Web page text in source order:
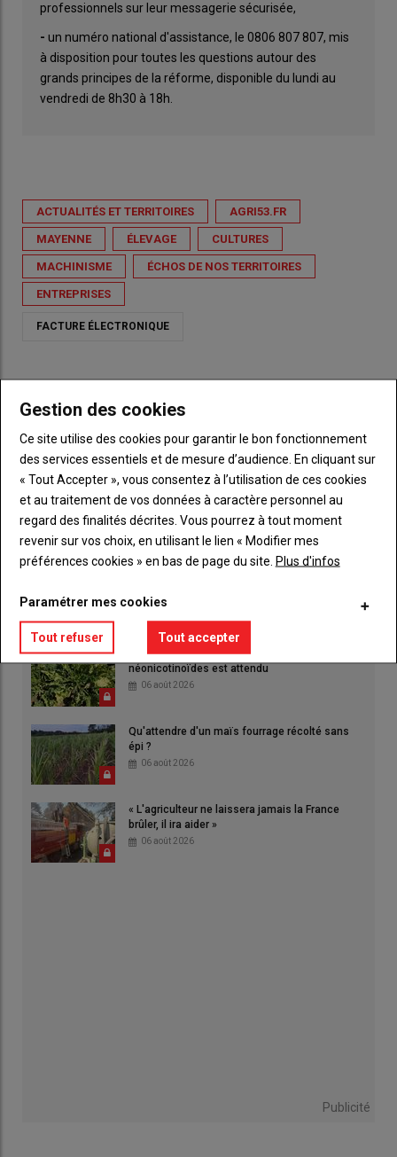
professionnels sur leur messagerie sécurisée,
- un numéro national d'assistance, le 0806 807 807, mis
à disposition pour toutes les questions autour des
grands principes de la réforme, disponible du lundi au
vendredi de 8h30 à 18h.
ACTUALITÉS ET TERRITOIRES AGRI53.FR
MAYENNE ÉLEVAGE CULTURES
MACHINISME ÉCHOS DE NOS TERRITOIRES
ENTREPRISES
FACTURE ÉLECTRONIQUE
VOUS AIMEREZ AUSSI
Quarante ans après leur père, ils relèvent le défi
« Terre en Fête »
06 août 2026
Terre en Fête. « Tellement de choses à voir qu'il
06 août 2026
Jaunisse sur betterave : le retour des
néonicotinoïdes est attendu
06 août 2026
Qu'attendre d'un maïs fourrage récolté sans
épi ?
06 août 2026
« L'agriculteur ne laissera jamais la France
brûler, il ira aider »
06 août 2026
Publicité
Gestion des cookies
Ce site utilise des cookies pour garantir le bon fonctionnement
des services essentiels et de mesure d’audience. En cliquant sur
« Tout Accepter », vous consentez à l’utilisation de ces cookies
et au traitement de vos données à caractère personnel au
regard des finalités décrites. Vous pourrez à tout moment
revenir sur vos choix, en utilisant le lien « Modifier mes
préférences cookies » en bas de page du site. Plus d'infos
Paramétrer mes cookies
Tout refuser Tout accepter